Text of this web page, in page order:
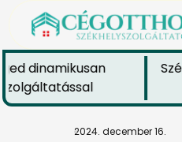
dinamikusan
2024. december 16.